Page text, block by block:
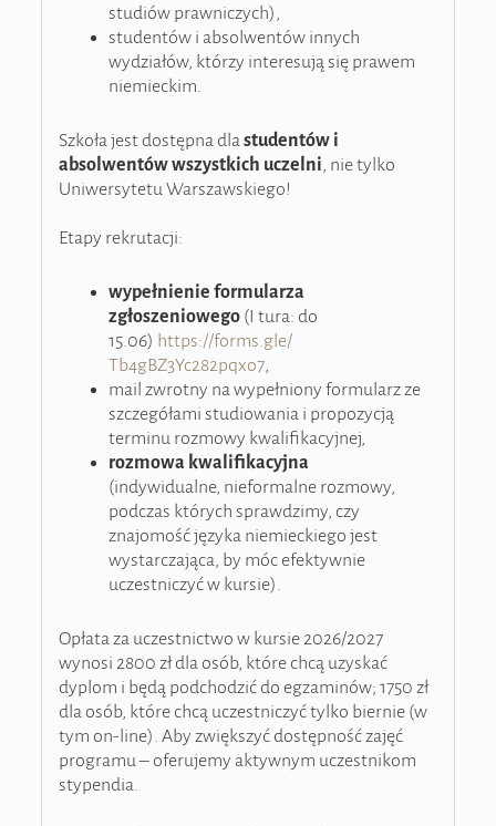
studiów prawniczych),
studentów i absolwentów innych
wydziałów, którzy interesują się prawem
niemieckim.
Szkoła jest dostępna dlastudentów i
absolwentów wszystkich uczelni, nie tylko
Uniwersytetu Warszawskiego!
Etapy rekrutacji:
wypełnienie formularza
zgłoszeniowego(I tura: do
15.06) https://forms.gle/
Tb4gBZ3Yc282pqxo7,
mail zwrotny na wypełniony formularz ze
szczegółami studiowania i propozycją
terminu rozmowy kwalifikacyjnej,
rozmowa kwalifikacyjna
(indywidualne, nieformalne rozmowy,
podczas których sprawdzimy, czy
znajomość języka niemieckiego jest
wystarczająca, by móc efektywnie
uczestniczyć w kursie).
Opłata za uczestnictwo w kursie 2026/2027
wynosi 2800 zł dla osób, które chcą uzyskać
dyplom i będą podchodzić do egzaminów; 1750 zł
dla osób, które chcą uczestniczyć tylko biernie (w
tym on-line). Aby zwiększyć dostępność zajęć
programu – oferujemy aktywnym uczestnikom
stypendia.